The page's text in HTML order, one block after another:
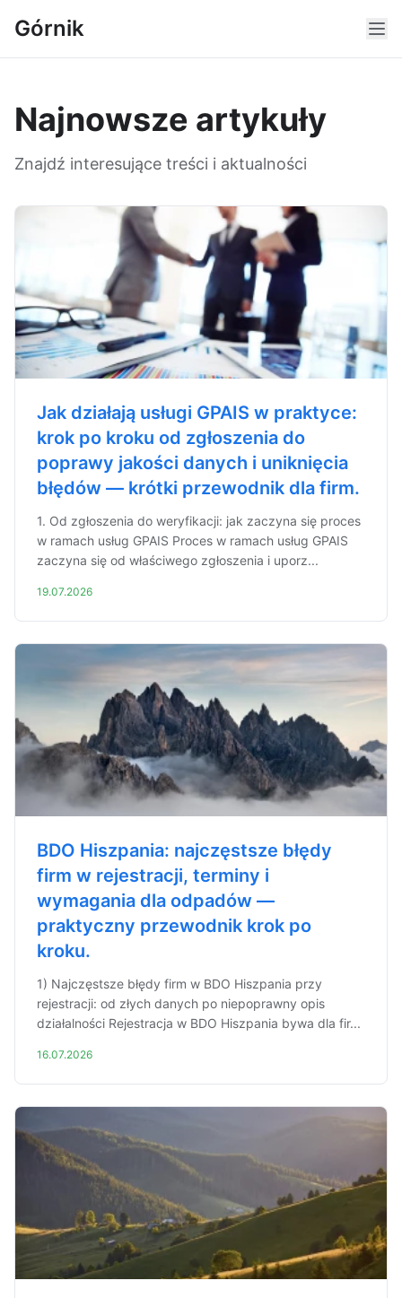
Górnik
Najnowsze artykuły
Znajdź interesujące treści i aktualności
Jak działają usługi GPAIS w praktyce:
krok po kroku od zgłoszenia do
poprawy jakości danych i uniknięcia
błędów — krótki przewodnik dla firm.
1. Od zgłoszenia do weryfikacji: jak zaczyna się proces
w ramach usług GPAIS Proces w ramach usług GPAIS
zaczyna się od właściwego zgłoszenia i uporz...
19.07.2026
BDO Hiszpania: najczęstsze błędy
firm w rejestracji, terminy i
wymagania dla odpadów —
praktyczny przewodnik krok po
kroku.
1) Najczęstsze błędy firm w BDO Hiszpania przy
rejestracji: od złych danych po niepoprawny opis
działalności Rejestracja w BDO Hiszpania bywa dla fir...
16.07.2026